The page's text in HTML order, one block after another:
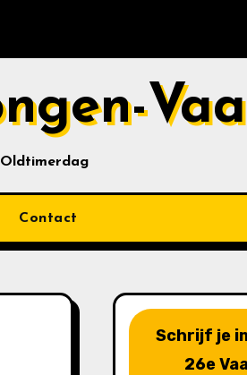
Contact
Schrijf je
26e